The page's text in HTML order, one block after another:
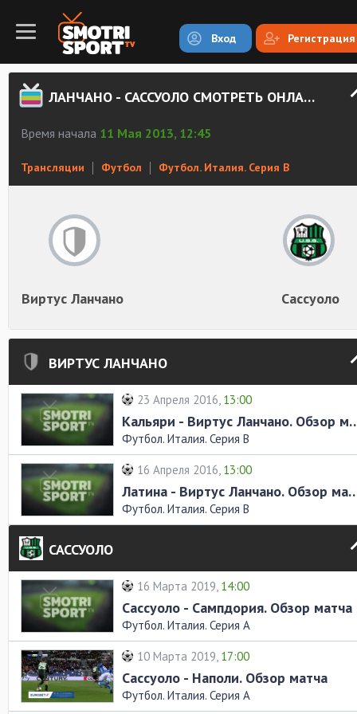
Вход Регистрация
ЛАНЧАНО - САССУОЛО СМОТРЕТЬ ОНЛАЙН
Время начала 11 Мая 2013, 12:45
Трансляции Футбол Футбол. Италия. Серия В
Виртус Ланчано Сассуоло
ВИРТУС ЛАНЧАНО
23 Апреля 2016, 13:00
Кальяри -
Футбол. Италия. Серия В
16 Апреля 2016, 13:00
Латина - Виртус
Футбол. Италия. Серия В
САССУОЛО
16 Марта 2019, 14:00
Сассуоло - Сампдория. Обзор матча
Футбол. Италия. Серия А
10 Марта 2019, 17:00
Сассуоло - Наполи. Обзор матча
Футбол. Италия. Серия А